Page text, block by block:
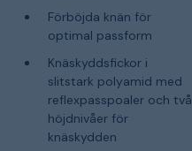
Förböjda knän för
optimal passform
Knäskyddsfickor i
slitstark polyamid med
reflexpasspoaler och två
höjdnivåer för
knäskydden